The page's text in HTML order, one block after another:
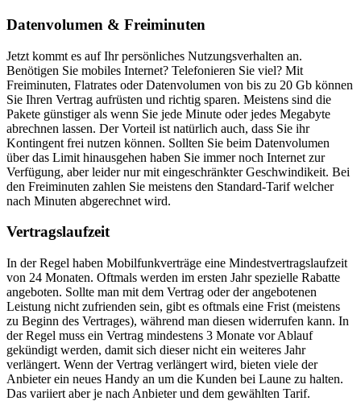
Datenvolumen & Freiminuten
Jetzt kommt es auf Ihr persönliches Nutzungsverhalten an.
Benötigen Sie mobiles Internet? Telefonieren Sie viel? Mit
Freiminuten, Flatrates oder Datenvolumen von bis zu 20 Gb können
Sie Ihren Vertrag aufrüsten und richtig sparen. Meistens sind die
Pakete günstiger als wenn Sie jede Minute oder jedes Megabyte
abrechnen lassen. Der Vorteil ist natürlich auch, dass Sie ihr
Kontingent frei nutzen können. Sollten Sie beim Datenvolumen
über das Limit hinausgehen haben Sie immer noch Internet zur
Verfügung, aber leider nur mit eingeschränkter Geschwindikeit. Bei
den Freiminuten zahlen Sie meistens den Standard-Tarif welcher
nach Minuten abgerechnet wird.
Vertragslaufzeit
In der Regel haben Mobilfunkverträge eine Mindestvertragslaufzeit
von 24 Monaten. Oftmals werden im ersten Jahr spezielle Rabatte
angeboten. Sollte man mit dem Vertrag oder der angebotenen
Leistung nicht zufrienden sein, gibt es oftmals eine Frist (meistens
zu Beginn des Vertrages), während man diesen widerrufen kann. In
der Regel muss ein Vertrag mindestens 3 Monate vor Ablauf
gekündigt werden, damit sich dieser nicht ein weiteres Jahr
verlängert. Wenn der Vertrag verlängert wird, bieten viele der
Anbieter ein neues Handy an um die Kunden bei Laune zu halten.
Das variiert aber je nach Anbieter und dem gewählten Tarif.